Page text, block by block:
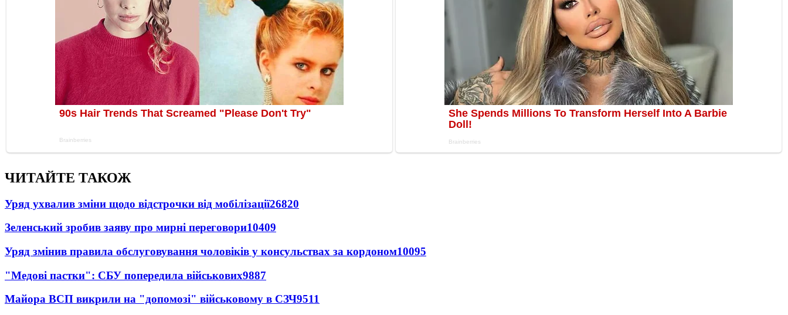
ЧИТАЙТЕ ТАКОЖ
Уряд ухвалив зміни щодо відстрочки від мобілізації26820
Зеленський зробив заяву про мирні переговори10409
Уряд змінив правила обслуговування чоловіків у консульствах за кордоном10095
"Медові пастки": СБУ попередила військових9887
Майора ВСП викрили на "допомозі" військовому в СЗЧ9511